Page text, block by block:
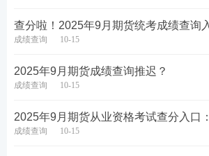
查分啦！2025年9月期货统考成绩查询
成绩查询 10-15
2025年9月期货成绩查询推迟？
成绩查询 10-15
2025年9月期货从业资格考试查分入口
成绩查询 10-15